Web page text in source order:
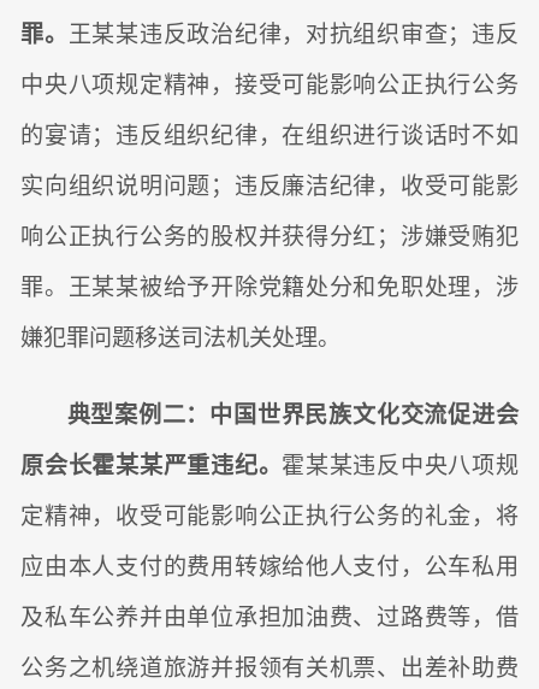
罪。 王某某违反政治纪律，对抗组织审查；违反
中央八项规定精神，接受可能影响公正执行公务
的宴请；违反组织纪律，在组织进行谈话时不如
实向组织说明问题；违反廉洁纪律，收受可能影
响公正执行公务的股权并获得分红；涉嫌受贿犯
罪。王某某被给予开除党籍处分和免职处理，涉
嫌犯罪问题移送司法机关处理。
典型案例二：中国世界民族文化交流促进会
原会长霍某某严重违纪。 霍某某违反中央八项规
定精神，收受可能影响公正执行公务的礼金，将
应由本人支付的费用转嫁给他人支付，公车私用
及私车公养并由单位承担加油费、过路费等，借
公务之机绕道旅游并报领有关机票、出差补助费